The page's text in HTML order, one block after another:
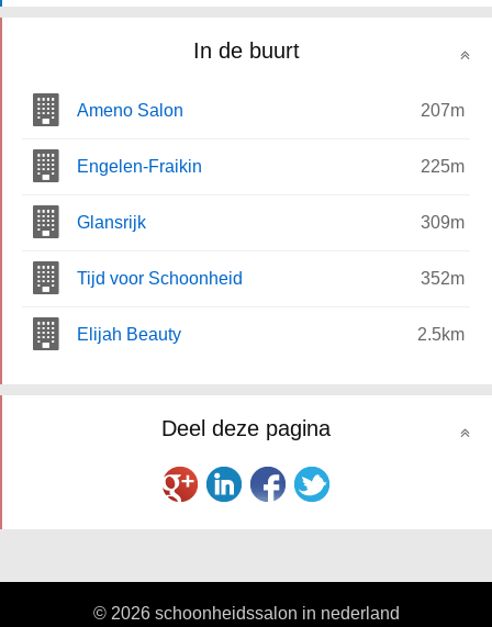
In de buurt
Ameno Salon 207m
Engelen-Fraikin 225m
Glansrijk 309m
Tijd voor Schoonheid 352m
Elijah Beauty 2.5km
Deel deze pagina
© 2026 schoonheidssalon in nederland